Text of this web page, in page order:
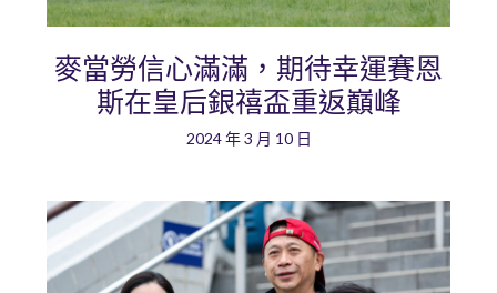
麥當勞信心滿滿，期待幸運賽恩
斯在皇后銀禧盃重返巔峰
2024 年 3 月 10 日